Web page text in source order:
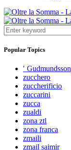
Popular Topics
′ Gudmundsson
zucchero
zuccherificio
zuccarini
zucca
zualdi
zona ztl
zona franca
zmaili
zmail saimir